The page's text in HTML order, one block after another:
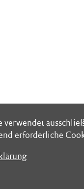
verwendet
erforderliche
verwendet
erforderliche